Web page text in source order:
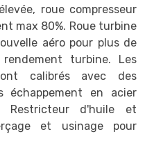
roue compresseur
max 80%. Roue turbine
aéro pour plus de
turbine. Les
calibrés avec des
échappement en acier
Restricteur d'huile et
et usinage pour